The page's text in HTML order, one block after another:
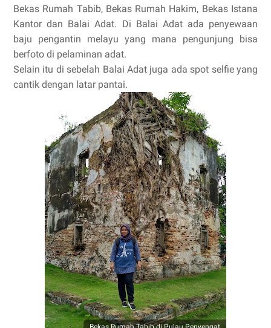
Bekas Rumah Tabib, Bekas Rumah Hakim, Bekas Istana
Kantor dan Balai Adat. Di Balai Adat ada penyewaan
baju pengantin melayu yang mana pengunjung bisa
berfoto di pelaminan adat.
Selain itu di sebelah Balai Adat juga ada spot selfie yang
cantik dengan latar pantai.